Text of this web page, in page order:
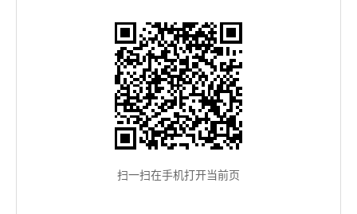
扫一扫在手机打开当前页